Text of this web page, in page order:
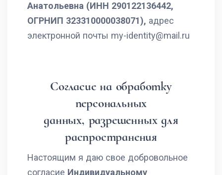
Анатольевна (ИНН 290122136442,
ОГРНИП 323310000038071), адрес
электронной почты my-identity@mail.ru
Согласие на обработку
персональных
данных, разрешенных для
распространения
Настоящим я даю свое добровольное
согласие Индивидуальному